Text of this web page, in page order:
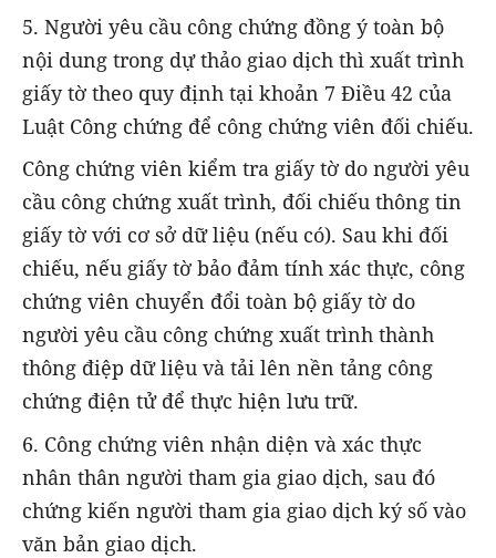
5. Người yêu cầu công chứng đồng ý toàn bộ
nội dung trong dự thảo giao dịch thì xuất trình
giấy tờ theo quy định tại khoản 7 Điều 42 của
Luật Công chứng để công chứng viên đối chiếu.
Công chứng viên kiểm tra giấy tờ do người yêu
cầu công chứng xuất trình, đối chiếu thông tin
giấy tờ với cơ sở dữ liệu (nếu có). Sau khi đối
chiếu, nếu giấy tờ bảo đảm tính xác thực, công
chứng viên chuyển đổi toàn bộ giấy tờ do
người yêu cầu công chứng xuất trình thành
thông điệp dữ liệu và tải lên nền tảng công
chứng điện tử để thực hiện lưu trữ.
6. Công chứng viên nhận diện và xác thực
nhân thân người tham gia giao dịch, sau đó
chứng kiến người tham gia giao dịch ký số vào
văn bản giao dịch.